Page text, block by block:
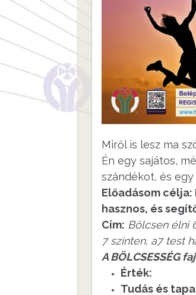
Miről is lesz ma
Én egy sajátos,
szándékot, és
Előadásom
hasznos, és
Cím: Bölcsen élni
7 szinten, a7 test
A BÖLCSESSÉG
Érték:
Tudás és